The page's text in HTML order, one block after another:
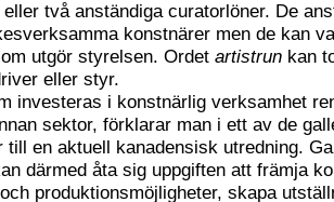
två anständiga curatorlöner. De
konstnärer men de kan
utgör styrelsen. Ordet artistrun kan
eller styr.
investeras i konstnärlig verksamhet
sektor, förklarar man i ett av de
till en aktuell kanadensisk utredning.
därmed åta sig uppgiften att främja
produktionsmöjligheter, skapa